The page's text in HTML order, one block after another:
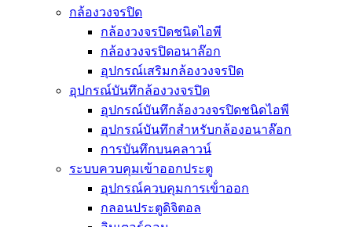
กล้องวงจรปิด
กล้องวงจรปิดชนิดไอพี
กล้องวงจรปิดอนาล๊อก
อุปกรณ์เสริมกล้องวงจรปิด
อุปกรณ์บันทึกล้องวงจรปิด
อุปกรณ์บันทึกล้องวงจรปิดชนิดไอพี
อุปกรณ์บันทึกสำหรับกล้องอนาล๊อก
การบันทึกบนคลาวน์
ระบบควบคุมเข้าออกประตู
อุปกรณ์ควบคุมการเข้่าออก
กลอนประตูดิจิตอล